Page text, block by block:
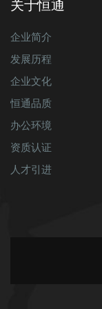
关于恒通
企业简介
发展历程
企业文化
恒通品质
办公环境
资质认证
人才引进